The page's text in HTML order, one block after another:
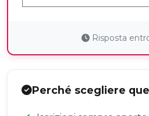
Risposta
Perché scegliere